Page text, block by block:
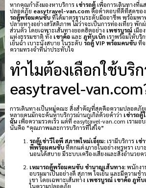
หากคุณกำลังมองหาบริการ เช่ารถตู้เพื่อการเดินทางที่
ปลอดภัย easytravel-van.comคือคำตอบที่ดีที่สุดขอ
รถตู้พร้อมคนขับที่ได้มาตรฐานระดับมืออาชีพ พร้อมพ
ปลายทางอย่างสวัสดิภาพ ไม่ว่าจะเป็นการท่องเที่ยว พัก
ส่วนตัว โดยเฉพาะเส้นทางยอดฮิตอย่าง เพชรบูรณ์เมือ
แห่งธรรมชาติ ทั้ง เขาค้อและ ภูทับเบิกเราพร้อมให้บริ
เย็นฉ่ำ เบาะนั่งสบาย ในระดับ รถตู้ VIP พร้อมคนขับที่
ความทรงจำที่น่าประทับใจ
ทำไมต้องเลือกใช้บริ
easytravel-
การเดินทางเป็นหมู่คณะ สิ่งสำคัญที่สุดคือความปลอดภัย
หลายคนมักจะค้นหาบริการผ่านกูเกิลด้วยคำว่า เช่ารถตู้
ฉันเพื่อความรวดเร็ว แต่ที่ easytravel-van.com เรามอ
นั่นคือ “คุณภาพและการบริการที่ใส่ใจ”
รถตู้เช่าวีไอพี สภาพใหม่เอี่ยม:เรามีบริการ เช่
พีพร้อมคนขับที่ตกแต่งภายในอย่างหรูหรา เบ
นอนได้สบาย มีระบบเครื่องเสียงและสิ่งอำนวย
เหมารถตู้พร้อมคนขับ ชำนาญเส้นทาง:พนักงา
อบรมมาเป็นอย่างดี สุภาพ ใจเย็น และมีความช
เขา โดยเฉพาะเส้นทาง เพชรบูรณ์ เขาค้อภูทับ
ในความปลอดภัย